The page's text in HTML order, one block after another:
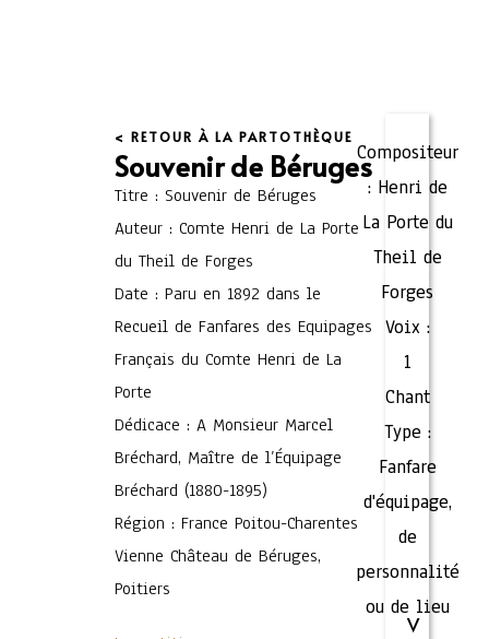
< RETOUR À LA PARTOTHÈQUE
Souvenir de Béruges
Titre : Souvenir de Béruges
Auteur : Comte Henri de La Porte
du Theil de Forges
Date : Paru en 1892 dans le
Recueil de Fanfares des Equipages
Français du Comte Henri de La
Porte
Dédicace : A Monsieur Marcel
Bréchard, Maître de l’Équipage
Bréchard (1880-1895)
Région : France Poitou-Charentes
Vienne Château de Béruges,
Poitiers
Compositeur
: Henri de
La Porte du
Theil de
Forges
Voix :
1
Chant
Type :
Fanfare
d'équipage,
de
personnalité
ou de lieu
V